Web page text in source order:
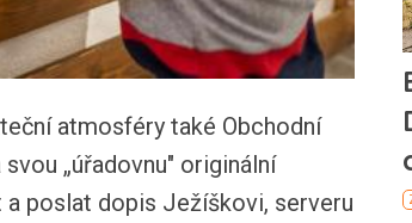
atmosféry také Obchodní
„úřadovnu" originální
poslat dopis Ježíškovi, serveru